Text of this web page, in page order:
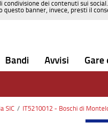
dei contenuti sui
banner, invece, presti il
Bandi Avvisi Gare
SIC / IT5210012 - Boschi di